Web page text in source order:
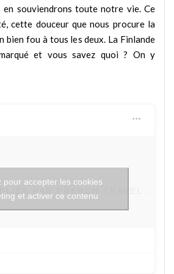
en souviendrons toute notre vie. Ce
cette douceur que nous procure la
bien fou à tous les deux. La Finlande
et vous savez quoi ? On y
pour accepter les cookies
et activer ce contenu